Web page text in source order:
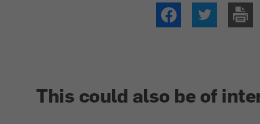
This could also be of